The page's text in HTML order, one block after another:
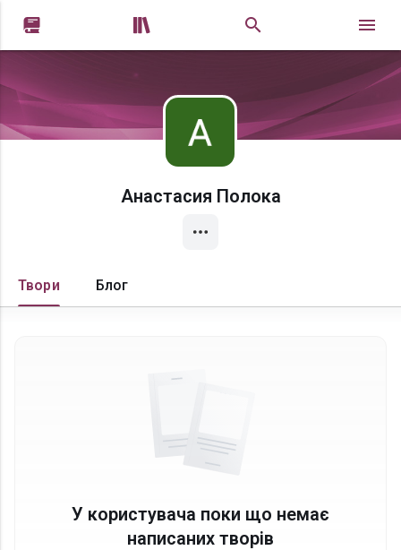
 
Анастасия Полока
Твори Блог
У користувача поки що немає
написаних творів